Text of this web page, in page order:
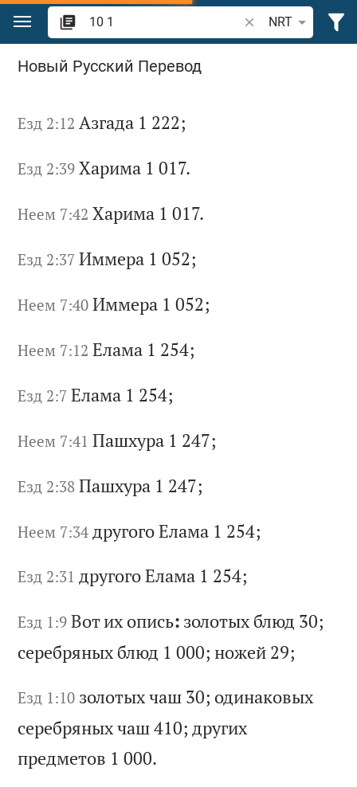
Перейти к содержанию
Поиск по отрывку
NRT
Поиск "10 1" в Библии
Новый Русский Перевод
Езд 2:12 Азгада 1 222;
Езд 2:39 Харима 1 017.
Неем 7:42 Харима 1 017.
Езд 2:37 Иммера 1 052;
Неем 7:40 Иммера 1 052;
Неем 7:12 Елама 1 254;
Езд 2:7 Елама 1 254;
Неем 7:41 Пашхура 1 247;
Езд 2:38 Пашхура 1 247;
Неем 7:34 другогоЕлама 1 254;
Езд 2:31 другогоЕлама 1 254;
Езд 1:9 Вотихопись: золотыхблюд 30;
серебряныхблюд 1 000; ножей 29;
Езд 1:10 золотыхчаш 30; одинаковых
серебряныхчаш410; других
предметов 1 000.